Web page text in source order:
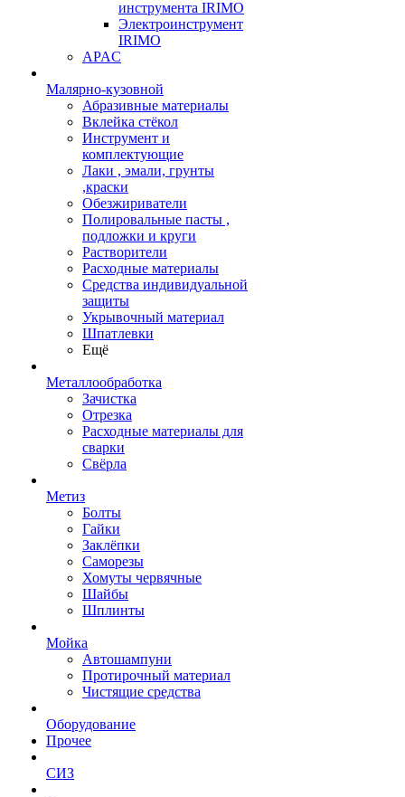
инструмента IRIMO
Электроинструмент
IRIMO
APAC
Малярно-кузовной
Абразивные материалы
Вклейка стёкол
Инструмент и
комплектующие
Лаки , эмали, грунты
,краски
Обезжириватели
Полировальные пасты ,
подложки и круги
Растворители
Расходные материалы
Средства индивидуальной
защиты
Укрывочный материал
Шпатлевки
Ещё
Металлообработка
Зачистка
Отрезка
Расходные материалы для
сварки
Свёрла
Метиз
Болты
Гайки
Заклёпки
Саморезы
Хомуты червячные
Шайбы
Шплинты
Мойка
Автошампуни
Протирочный материал
Чистящие средства
Оборудование
Прочее
СИЗ